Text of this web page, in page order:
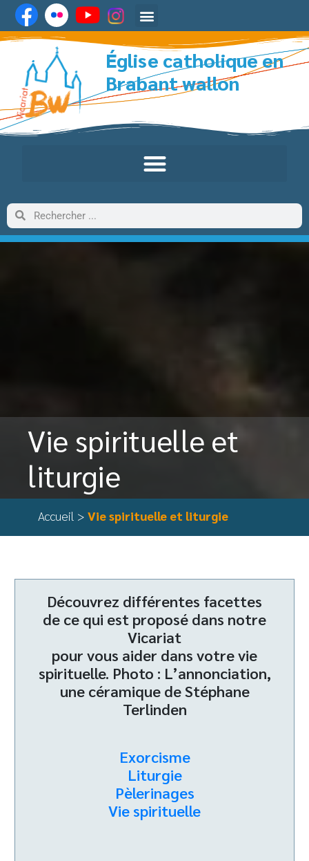
Église catholique en
Brabant wallon
Vie spirituelle et
liturgie
Accueil > Vie spirituelle et liturgie
Découvrez différentes facettes
de ce qui est proposé dans notre
Vicariat
pour vous aider dans votre vie
spirituelle. Photo : L’annonciation,
une céramique de Stéphane
Terlinden
Exorcisme
Liturgie
Pèlerinages
Vie spirituelle